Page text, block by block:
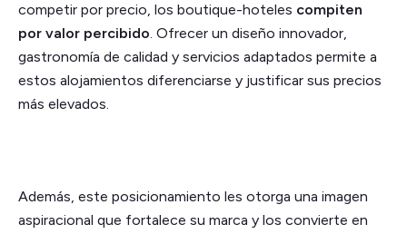
competir por precio, los boutique-hoteles compiten
por valor percibido. Ofrecer un diseño innovador,
gastronomía de calidad y servicios adaptados permite a
estos alojamientos diferenciarse y justificar sus precios
más elevados.
Además, este posicionamiento les otorga una imagen
aspiracional que fortalece su marca y los convierte en